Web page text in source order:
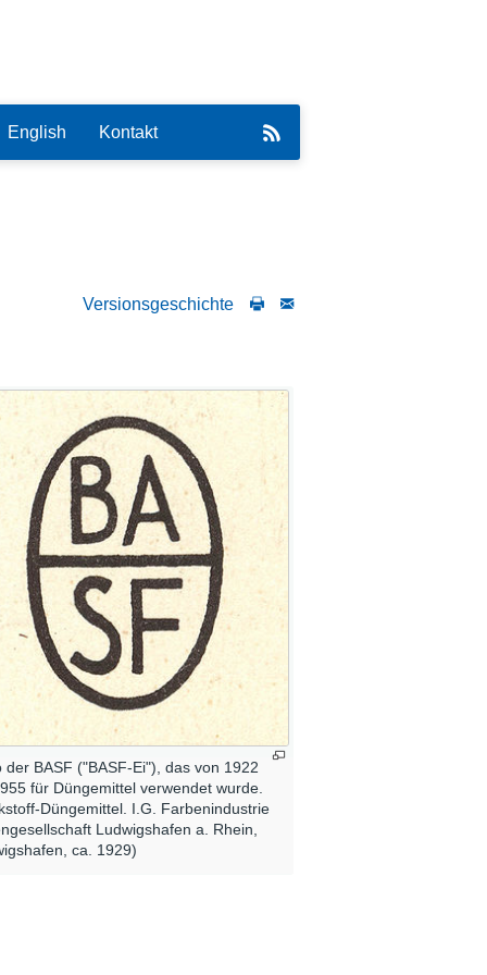
English Kontakt
Versionsgeschichte
der BASF ("BASF-Ei"), das von 1922
für Düngemittel verwendet wurde.
Düngemittel. I.G. Farbenindustrie
Ludwigshafen a. Rhein,
ca. 1929)